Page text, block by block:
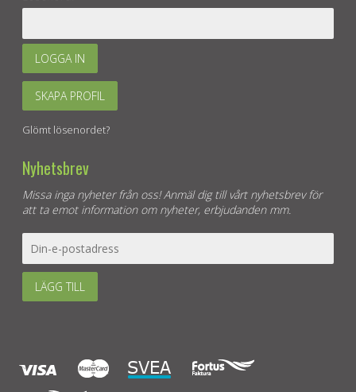
LOGGA IN
SKAPA PROFIL
Glömt lösenordet?
Nyhetsbrev
Missa inga nyheter från oss! Anmäl dig till vårt nyhetsbrev för
att ta emot information om nyheter, erbjudanden mm.
LÄGG TILL